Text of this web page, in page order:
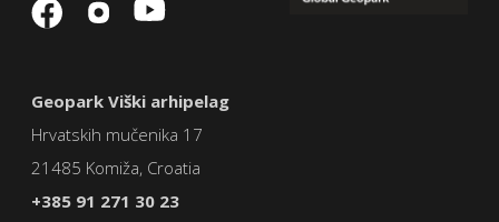
Geopark Viški arhipelag
Hrvatskih mučenika 17
21485 Komiža, Croatia
+385 91 271 30 23